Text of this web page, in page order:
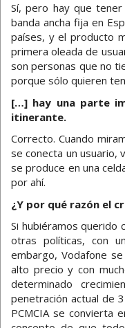
Sí, pero hay que
banda ancha fija en
países, y el producto
primera oleada de
son personas que no
porque sólo quieren
[…] hay una parte
itinerante.
Correcto. Cuando
se conecta un usuario,
se produce en una
por ahí.
¿Y por qué razón el
Si hubiéramos querido
otras políticas, con
embargo, Vodafone
alto precio y con
determinado
penetración actual de
PCMCIA se convierta